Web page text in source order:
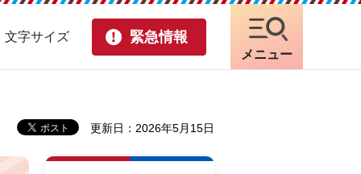
文字サイズ 緊急情報
メニュー
更新日：2026年5月15日